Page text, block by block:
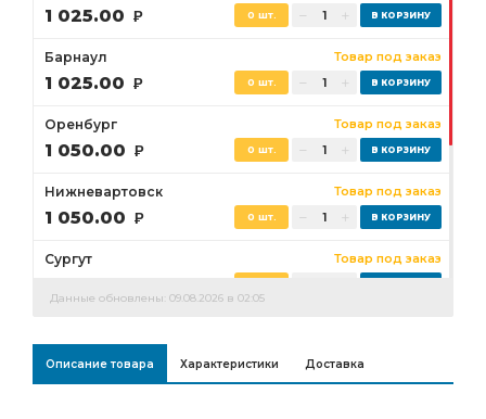
1 025.00 Р 0 шт.
Барнаул Товар под заказ
1 025.00 Р 0 шт.
Оренбург Товар под заказ
1 050.00 Р 0 шт.
Нижневартовск Товар под заказ
1 050.00 Р 0 шт.
Сургут Товар под заказ
Данные обновлены: 09.08.2026 в 02:05
Описание товара Характеристики Доставка